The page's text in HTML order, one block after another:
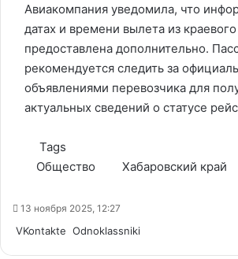
Авиакомпания уведомила, что
датах и времени вылета из
предоставлена дополнительно.
рекомендуется следить за
объявлениями перевозчика для
актуальных сведений о статусе
Tags
Общество
Хабаровский край
13 ноября 2025, 12:27
VKontakte Odnoklassniki